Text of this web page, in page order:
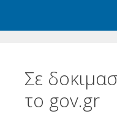
Σε
το gov.gr